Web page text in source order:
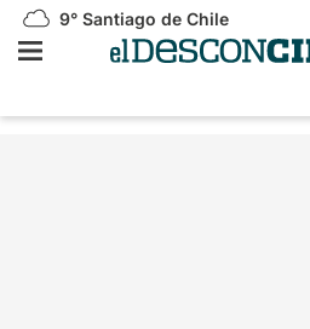
9° Santiago de Chile